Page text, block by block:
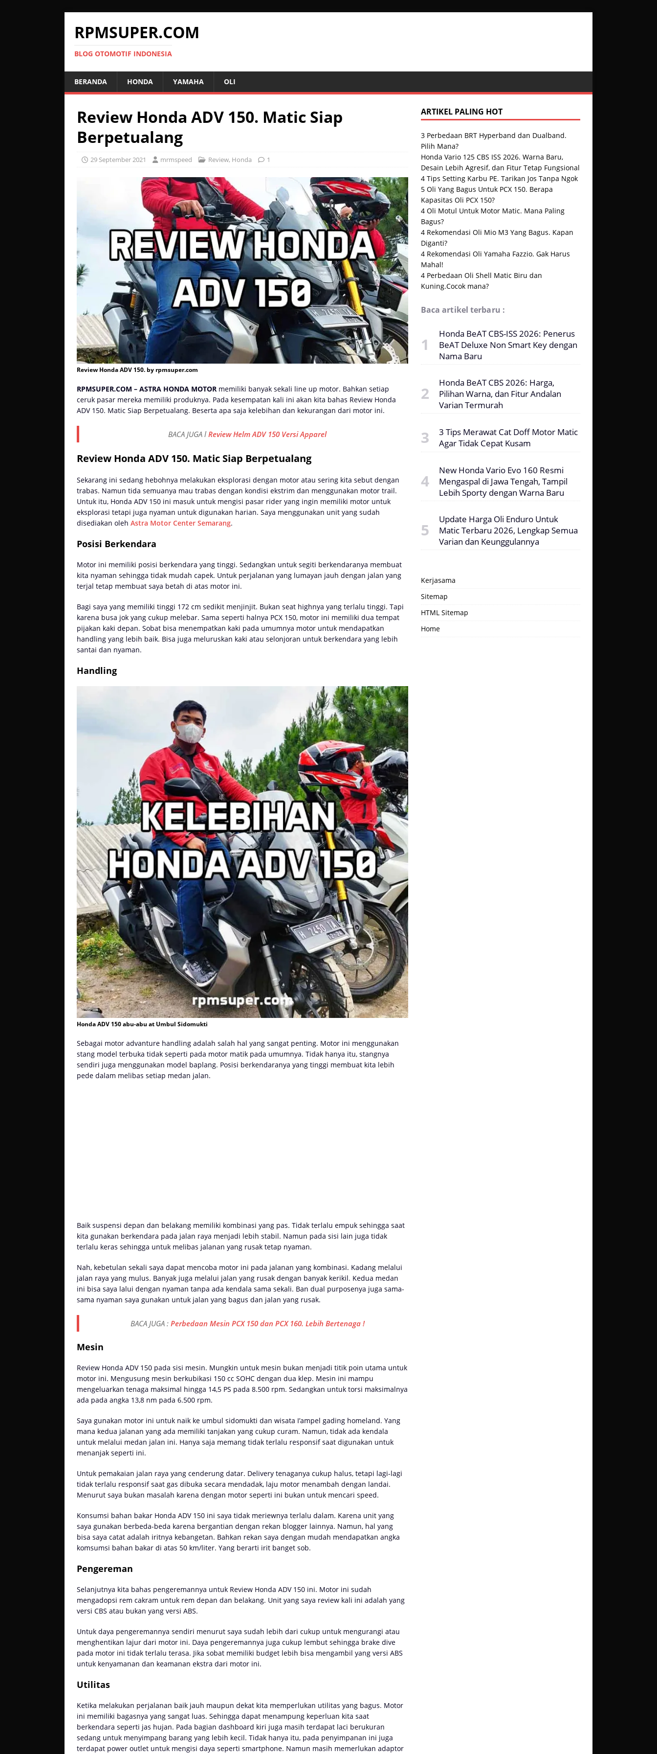
RPMSUPER.COM
BLOG OTOMOTIF INDONESIA
BERANDA HONDA YAMAHA OLI
Review Honda ADV 150. Matic Siap
Berpetualang
29 September 2021 mrmspeed Review, Honda 1
Review Honda ADV 150. by rpmsuper.com
RPMSUPER.COM – ASTRA HONDA MOTOR memiliki banyak sekali line up motor. Bahkan setiap
ceruk pasar mereka memiliki produknya. Pada kesempatan kali ini akan kita bahas Review Honda
ADV 150. Matic Siap Berpetualang. Beserta apa saja kelebihan dan kekurangan dari motor ini.
BACA JUGA lReview Helm ADV 150 Versi Apparel
Review Honda ADV 150. Matic Siap Berpetualang
Sekarang ini sedang hebohnya melakukan eksplorasi dengan motor atau sering kita sebut dengan
trabas. Namun tida semuanya mau trabas dengan kondisi ekstrim dan menggunakan motor trail.
Untuk itu, Honda ADV 150 ini masuk untuk mengisi pasar rider yang ingin memiliki motor untuk
eksplorasi tetapi juga nyaman untuk digunakan harian. Saya menggunakan unit yang sudah
disediakan oleh Astra Motor Center Semarang.
Posisi Berkendara
Motor ini memiliki posisi berkendara yang tinggi. Sedangkan untuk segiti berkendaranya membuat
kita nyaman sehingga tidak mudah capek. Untuk perjalanan yang lumayan jauh dengan jalan yang
terjal tetap membuat saya betah di atas motor ini.
Bagi saya yang memiliki tinggi 172 cm sedikit menjinjit. Bukan seat highnya yang terlalu tinggi. Tapi
karena busa jok yang cukup melebar. Sama seperti halnya PCX 150, motor ini memiliki dua tempat
pijakan kaki depan. Sobat bisa menempatkan kaki pada umumnya motor untuk mendapatkan
handling yang lebih baik. Bisa juga meluruskan kaki atau selonjoran untuk berkendara yang lebih
santai dan nyaman.
Handling
Honda ADV 150 abu-abu at Umbul Sidomukti
Sebagai motor advanture handling adalah salah hal yang sangat penting. Motor ini menggunakan
stang model terbuka tidak seperti pada motor matik pada umumnya. Tidak hanya itu, stangnya
sendiri juga menggunakan model baplang. Posisi berkendaranya yang tinggi membuat kita lebih
pede dalam melibas setiap medan jalan.
Baik suspensi depan dan belakang memiliki kombinasi yang pas. Tidak terlalu empuk sehingga saat
kita gunakan berkendara pada jalan raya menjadi lebih stabil. Namun pada sisi lain juga tidak
terlalu keras sehingga untuk melibas jalanan yang rusak tetap nyaman.
Nah, kebetulan sekali saya dapat mencoba motor ini pada jalanan yang kombinasi. Kadang melalui
jalan raya yang mulus. Banyak juga melalui jalan yang rusak dengan banyak kerikil. Kedua medan
ini bisa saya lalui dengan nyaman tanpa ada kendala sama sekali. Ban dual purposenya juga sama-
sama nyaman saya gunakan untuk jalan yang bagus dan jalan yang rusak.
BACA JUGA : Perbedaan Mesin PCX 150 dan PCX 160. Lebih Bertenaga !
Mesin
Review Honda ADV 150 pada sisi mesin. Mungkin untuk mesin bukan menjadi titik poin utama untuk
motor ini. Mengusung mesin berkubikasi 150 cc SOHC dengan dua klep. Mesin ini mampu
mengeluarkan tenaga maksimal hingga 14,5 PS pada 8.500 rpm. Sedangkan untuk torsi maksimalnya
ada pada angka 13,8 nm pada 6.500 rpm.
Saya gunakan motor ini untuk naik ke umbul sidomukti dan wisata I’ampel gading homeland. Yang
mana kedua jalanan yang ada memiliki tanjakan yang cukup curam. Namun, tidak ada kendala
untuk melalui medan jalan ini. Hanya saja memang tidak terlalu responsif saat digunakan untuk
menanjak seperti ini.
Untuk pemakaian jalan raya yang cenderung datar. Delivery tenaganya cukup halus, tetapi lagi-lagi
tidak terlalu responsif saat gas dibuka secara mendadak, laju motor menambah dengan landai.
Menurut saya bukan masalah karena dengan motor seperti ini bukan untuk mencari speed.
Konsumsi bahan bakar Honda ADV 150 ini saya tidak meriewnya terlalu dalam. Karena unit yang
saya gunakan berbeda-beda karena bergantian dengan rekan blogger lainnya. Namun, hal yang
bisa saya catat adalah iritnya kebangetan. Bahkan rekan saya dengan mudah mendapatkan angka
komsumsi bahan bakar di atas 50 km/liter. Yang berarti irit banget sob.
Pengereman
Selanjutnya kita bahas pengeremannya untuk Review Honda ADV 150 ini. Motor ini sudah
mengadopsi rem cakram untuk rem depan dan belakang. Unit yang saya review kali ini adalah yang
versi CBS atau bukan yang versi ABS.
Untuk daya pengeremannya sendiri menurut saya sudah lebih dari cukup untuk mengurangi atau
menghentikan lajur dari motor ini. Daya pengeremannya juga cukup lembut sehingga brake dive
pada motor ini tidak terlalu terasa. Jika sobat memiliki budget lebih bisa mengambil yang versi ABS
untuk kenyamanan dan keamanan ekstra dari motor ini.
Utilitas
Ketika melakukan perjalanan baik jauh maupun dekat kita memperlukan utilitas yang bagus. Motor
ini memiliki bagasnya yang sangat luas. Sehingga dapat menampung keperluan kita saat
berkendara seperti jas hujan. Pada bagian dashboard kiri juga masih terdapat laci berukuran
sedang untuk menyimpang barang yang lebih kecil. Tidak hanya itu, pada penyimpanan ini juga
terdapat power outlet untuk mengisi daya seperti smartphone. Namun masih memerlukan adaptor
ARTIKEL PALING HOT
3 Perbedaan BRT Hyperband dan Dualband.
Pilih Mana?
Honda Vario 125 CBS ISS 2026. Warna Baru,
Desain Lebih Agresif, dan Fitur Tetap Fungsional
4 Tips Setting Karbu PE. Tarikan Jos Tanpa Ngok
5 Oli Yang Bagus Untuk PCX 150. Berapa
Kapasitas Oli PCX 150?
4 Oli Motul Untuk Motor Matic. Mana Paling
Bagus?
4 Rekomendasi Oli Mio M3 Yang Bagus. Kapan
Diganti?
4 Rekomendasi Oli Yamaha Fazzio. Gak Harus
Mahal!
4 Perbedaan Oli Shell Matic Biru dan
Kuning.Cocok mana?
Baca artikel terbaru :
Honda BeAT CBS-ISS 2026: Penerus
BeAT Deluxe Non Smart Key dengan
Nama Baru
Honda BeAT CBS 2026: Harga,
Pilihan Warna, dan Fitur Andalan
Varian Termurah
3 Tips Merawat Cat Doff Motor Matic
Agar Tidak Cepat Kusam
New Honda Vario Evo 160 Resmi
Mengaspal di Jawa Tengah, Tampil
Lebih Sporty dengan Warna Baru
Update Harga Oli Enduro Untuk
Matic Terbaru 2026, Lengkap Semua
Varian dan Keunggulannya
Kerjasama
Sitemap
HTML Sitemap
Home